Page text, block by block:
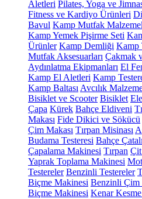
Aletleri Pilates, Yoga ve
Fitness ve Kardiyo Ürünleri
Bavul Kamp Mutfak
Kamp Yemek Pişirme Seti
Ürünler Kamp Demliği Kamp
Mutfak Aksesuarları Çakmak
Aydınlatma Ekipmanları El
Kamp El Aletleri Kamp
Kamp Baltası Avcılık
Bisiklet ve Scooter Bisiklet
Çapa Kürek Bahçe Eldiveni
Makası Fide Dikici ve Sökücü
Çim Makası Tırpan Misinası
Budama Testeresi Bahçe Çatalı
Çapalama Makinesi Tırpan
Yaprak Toplama Makinesi
Testereler Benzinli Testereler
Biçme Makinesi Benzinli Çim
Biçme Makinesi Kenar